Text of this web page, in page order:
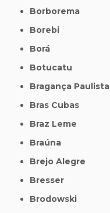
Borborema
Borebi
Borá
Botucatu
Bragança Paulista
Bras Cubas
Braz Leme
Braúna
Brejo Alegre
Bresser
Brodowski